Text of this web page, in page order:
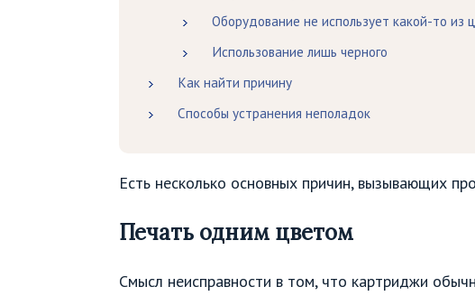
Оборудование не использует какой-то из
Использование лишь черного
Как найти причину
Способы устранения неполадок
Есть несколько основных причин, вызывающих
Печать одним цветом
Смысл неисправности в том, что картриджи